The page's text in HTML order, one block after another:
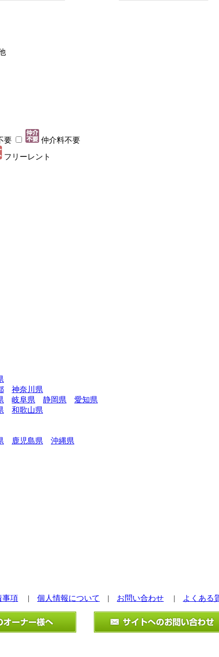
要
仲介料不要
フリーレント
神奈川県
岐阜県 静岡県
愛知県
和歌山県
鹿児島県 沖縄県
事項 | 個人情報について | お問い合わせ | よくある